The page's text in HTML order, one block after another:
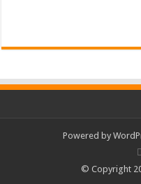
Powered by
© Copyright